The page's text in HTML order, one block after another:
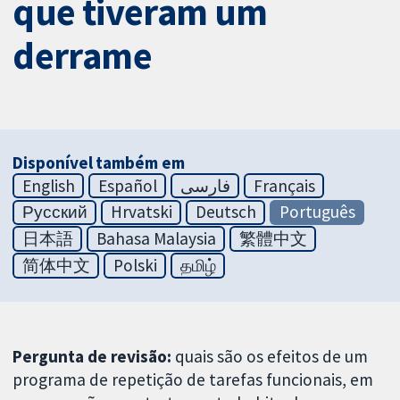
que tiveram um
derrame
Disponível também em
English
Español فارسی
Français
Русский
Hrvatski Deutsch
Português
日本語
Bahasa Malaysia
繁體中文
简体中文
Polski தமிழ்
Pergunta de revisão: quais são os efeitos de um
programa de repetição de tarefas funcionais, em